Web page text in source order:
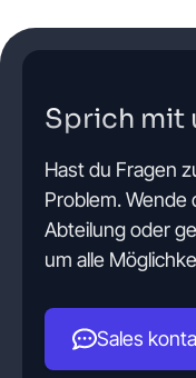
Sprich mit
Hast du Fragen
Problem. Wende
Abteilung oder
um alle
Sales